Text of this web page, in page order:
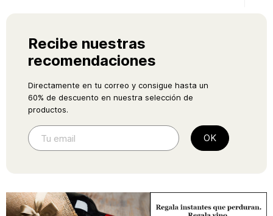
Recibe nuestras
recomendaciones
Directamente en tu correo y consigue hasta un
60% de descuento en nuestra selección de
productos.